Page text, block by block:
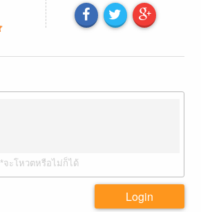
*จะโหวตหรือไม่ก็ได้
Login